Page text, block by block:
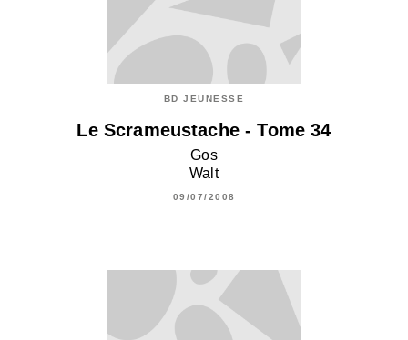
BD JEUNESSE
Le Scrameustache - Tome 34
Gos
Walt
09/07/2008